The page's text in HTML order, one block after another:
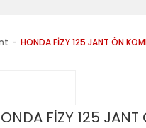
HONDA FİZY 125 JANT ÖN
FİZY 125 JANT